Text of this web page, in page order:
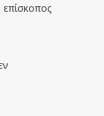
επίσκοπος